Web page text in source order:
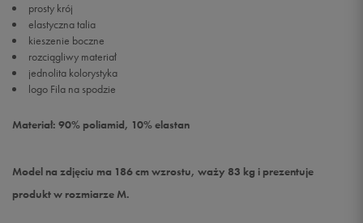
prosty krój
elastyczna talia
kieszenie boczne
rozciągliwy materiał
jednolita kolorystyka
logo Fila na spodzie
Materiał: 90% poliamid, 10% elastan
Model na zdjęciu ma 186 cm wzrostu, waży 83 kg i prezentuje
produkt w rozmiarze M.